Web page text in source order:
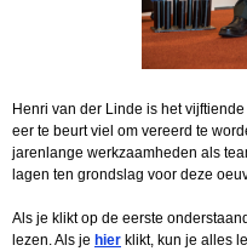
Henri van der Linde is het
eer te beurt viel om vereerd te
jarenlange werkzaamheden als
lagen ten grondslag voor deze
Als je klikt op de eerste
lezen. Als je hier klikt, kun je alles